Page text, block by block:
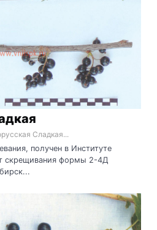
Сладкая...
получен в Институте
скрещивания формы 2-4Д